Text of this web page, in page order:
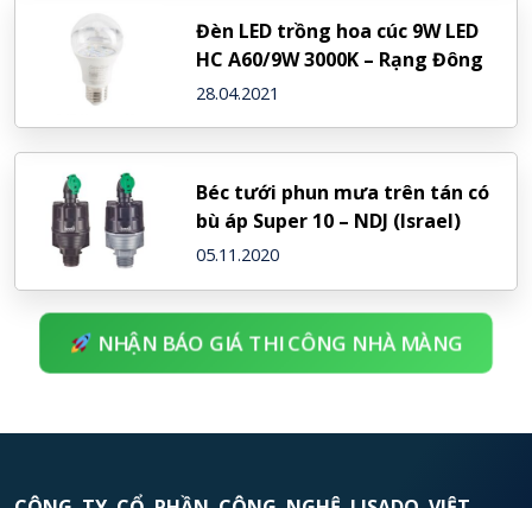
Đèn LED trồng hoa cúc 9W LED
HC A60/9W 3000K – Rạng Đông
28.04.2021
Béc tưới phun mưa trên tán có
bù áp Super 10 – NDJ (Israel)
05.11.2020
NHẬN BÁO GIÁ THI CÔNG NHÀ MÀNG